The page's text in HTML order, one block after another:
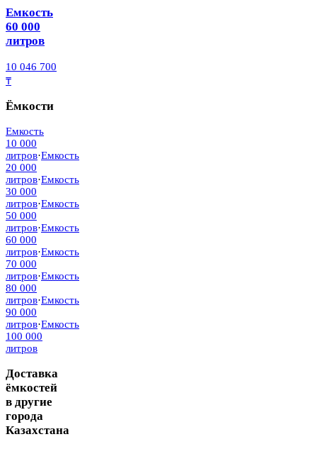
Емкость
60 000
литров
10 046 700
₸
Ёмкости
Емкость
10 000
литров·Емкость
20 000
литров·Емкость
30 000
литров·Емкость
50 000
литров·Емкость
60 000
литров·Емкость
70 000
литров·Емкость
80 000
литров·Емкость
90 000
литров·Емкость
100 000
литров
Доставка
ёмкостей
в другие
города
Казахстана